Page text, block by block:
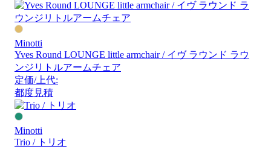
Minotti
Yves Round LOUNGE little armchair / イヴ ラウンド ラウ
ンジリトルアームチェア
定価/上代:
都度見積
Minotti
Trio / トリオ